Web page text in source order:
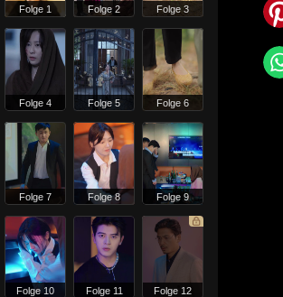
Folge 1 Folge 2 Folge 3
Folge 4 Folge 5 Folge 6
Folge 7 Folge 8 Folge 9
Folge 10 Folge 11 Folge 12